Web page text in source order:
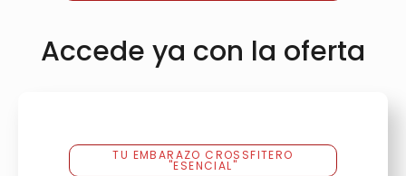
Accede ya con la oferta
TU EMBARAZO CROSSFITERO
"ESENCIAL"